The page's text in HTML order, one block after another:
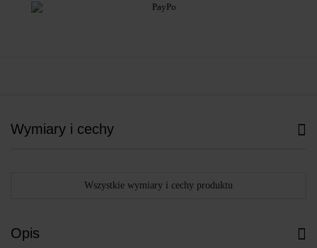
Wymiary i cechy
Wszystkie wymiary i cechy produktu
Opis